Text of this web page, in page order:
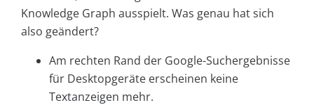
Knowledge Graph ausspielt. Was genau hat sich
also geändert?
Am rechten Rand der Google-Suchergebnisse
für Desktopgeräte erscheinen keine
Textanzeigen mehr.